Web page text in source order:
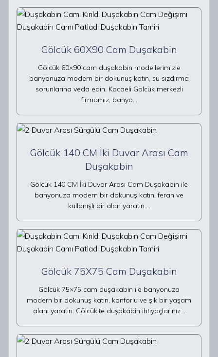
Gölcük 60X90 Cam Duşakabin
Gölcük 60×90 cam duşakabin modellerimizle
banyonuza modern bir dokunuş katın, su sızdırma
sorunlarına veda edin. Kocaeli Gölcük merkezli
firmamız, banyo…
Gölcük 140 CM İki Duvar Arası Cam
Duşakabin
Gölcük 140 CM İki Duvar Arası Cam Duşakabin ile
banyonuza modern bir dokunuş katın, ferah ve
kullanışlı bir alan yaratın.…
Gölcük 75X75 Cam Duşakabin
Gölcük 75×75 cam duşakabin ile banyonuza
modern bir dokunuş katın, konforlu ve şık bir yaşam
alanı yaratın. Gölcük’te duşakabin ihtiyaçlarınız…